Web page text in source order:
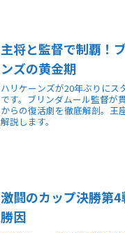
主将と監督で制覇！
ンズの黄金期
ハリケーンズが20年ぶりにス
です。ブリンダムール監督が
からの復活劇を徹底解剖。王
解説します。
激闘のカップ決勝第
勝因